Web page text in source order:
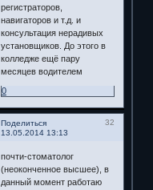
регистраторов,
навигаторов и т.д. и
консультация нерадивых
установщиков. До этого в
колледже ещё пару
месяцев водителем
0
Поделиться
32
13.05.2014 13:13
почти-стоматолог
(неоконченное высшее), в
данный момент работаю